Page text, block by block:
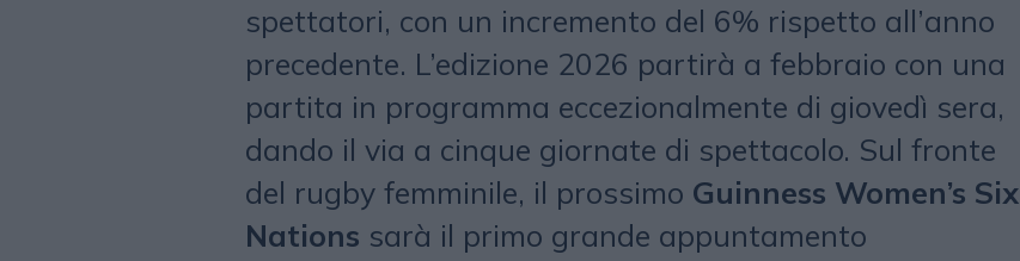
spettatori, con un incremento del 6% rispetto all’anno
precedente. L’edizione 2026 partirà a febbraio con una
partita in programma eccezionalmente di giovedì sera,
dando il via a cinque giornate di spettacolo. Sul fronte
del rugby femminile, il prossimo Guinness Women’s Six
Nations sarà il primo grande appuntamento